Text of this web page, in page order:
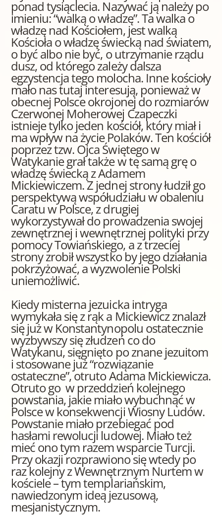
ponad tysiąclecia. Nazywać ją należy po
imieniu: “walką o władzę”. Ta walka o
władzę nad Kościołem, jest walką
Kościoła o władzę świecką nad światem,
o być albo nie być, o utrzymanie rządu
dusz, od którego zależy dalsza
egzystencja tego molocha. Inne kościoły
mało nas tutaj interesują, ponieważ w
obecnej Polsce okrojonej do rozmiarów
Czerwonej Moherowej Czapeczki
istnieje tylko jeden kościół, który miał i
ma wpływ na życie Polaków. Ten kościół
poprzez tzw. Ojca Świętego w
Watykanie grał także w tę samą grę o
władzę świecką z Adamem
Mickiewiczem. Z jednej strony łudził go
perspektywą współudziału w obaleniu
Caratu w Polsce, z drugiej
wykorzystywał do prowadzenia swojej
zewnętrznej i wewnętrznej polityki przy
pomocy Towiańskiego, a z trzeciej
strony zrobił wszystko by jego działania
pokrzyżować, a wyzwolenie Polski
uniemożliwić.
Kiedy misterna jezuicka intryga
wymykała się z rąk a Mickiewicz znalazł
się już w Konstantynopolu ostatecznie
wyzbywszy się złudzeń co do
Watykanu, sięgnięto po znane jezuitom
i stosowane już “rozwiązanie
ostateczne”, otruto Adama Mickiewicza.
Otruto go w przeddzień kolejnego
powstania, jakie miało wybuchnąć w
Polsce w konsekwencji Wiosny Ludów.
Powstanie miało przebiegać pod
hasłami rewolucji ludowej. Miało też
mieć ono tym razem wsparcie Turcji.
Przy okazji rozprawiono się wtedy po
raz kolejny z Wewnętrznym Nurtem w
kościele – tym templariańskim,
nawiedzonym ideą jezusową,
mesjanistycznym.